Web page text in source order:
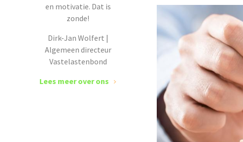
en motivatie. Dat is
zonde!
Dirk-Jan Wolfert |
Algemeen directeur
Vastelastenbond
Lees meer over ons